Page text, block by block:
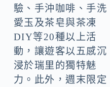
驗、手沖咖啡、手洗
愛玉及茶皂與茶凍
DIY等20種以上活
動，讓遊客以五感沉
浸於瑞里的獨特魅
力。此外，週末限定